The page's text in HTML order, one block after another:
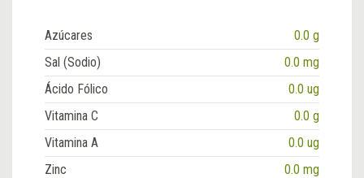
Azúcares
0.0 g
Sal (Sodio)
0.0 mg
Ácido Fólico
0.0 ug
Vitamina C
0.0 g
Vitamina A
0.0 ug
Zinc
0.0 mg